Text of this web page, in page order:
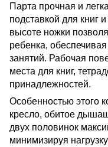
Парта прочная и
подставкой для книг
высоте ножки
ребенка,
занятий. Рабочая
места для книг,
принадлежностей.
Особенностью этого
кресло, обитое
двух половинок
минимизируя